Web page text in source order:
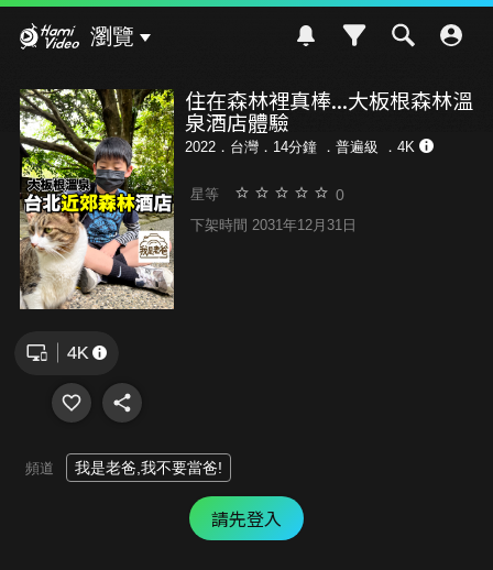
瀏覽
住在森林裡真棒...大板根森林溫
泉酒店體驗
2022．台灣．14分鐘 ． 普遍級 ．4K
星等 0
下架時間 2031年12月31日
頻道 我是老爸,我不要當爸!
請先登入